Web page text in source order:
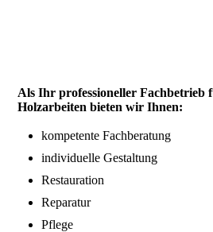
Als Ihr professioneller Fachbetrieb
Holzarbeiten bieten wir Ihnen:
kompetente Fachberatung
individuelle Gestaltung
Restauration
Reparatur
Pflege